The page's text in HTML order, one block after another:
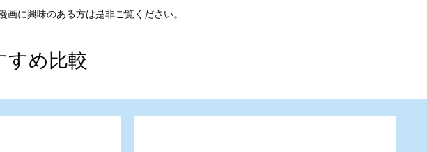
に興味のある方は是非ご覧ください。
すめ比較